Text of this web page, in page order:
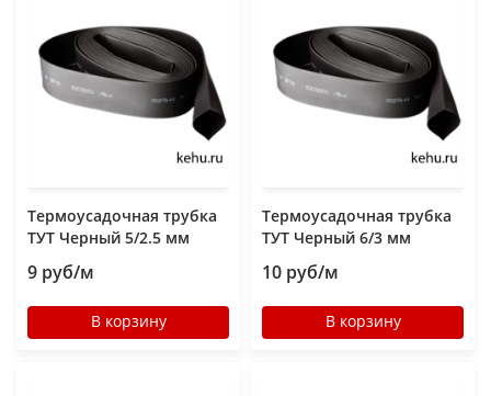
Термоусадочная трубка
ТУТ Черный 5/2.5 мм
9 руб/м
В корзину
Термоусадочная трубка
ТУТ Черный 6/3 мм
10 руб/м
В корзину